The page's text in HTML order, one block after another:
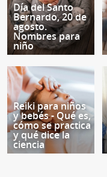
Día del Santo
Bernardo, 20 de
agosto.
Nombres para
niño
Reiki para niños
y bebés - Qué es,
cómo se practica
y qué dice la
ciencia